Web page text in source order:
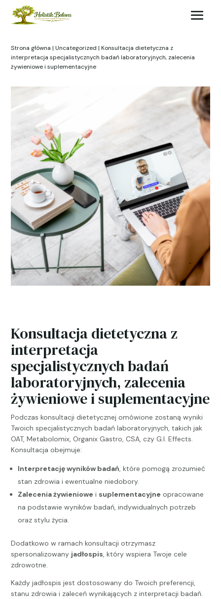
Strona główna |Uncategorized | Konsultacja dietetyczna z
interpretacja specjalistycznych badań laboratoryjnych, zalecenia
żywieniowe i suplementacyjne
Konsultacja dietetyczna z
interpretacja
specjalistycznych badań
laboratoryjnych, zalecenia
żywieniowe i suplementacyjne
Podczas konsultacji dietetycznej omówione zostaną wyniki
Twoich specjalistycznych badań laboratoryjnych, takich jak
OAT, Metabolomix, Organix Gastro, CSA, czy G.I. Effects.
Konsultacja obejmuje:
Interpretację wyników badań, które pomogą zrozumieć
stan zdrowia i ewentualne niedobory.
Zalecenia żywieniowe i suplementacyjne opracowane
na podstawie wyników badań, indywidualnych potrzeb
oraz stylu życia.
Dodatkowo w ramach konsultacji otrzymasz
spersonalizowany jadłospis, który wspiera Twoje cele
zdrowotne.
Każdy jadłospis jest dostosowany do Twoich preferencji,
stanu zdrowia i zaleceń wynikających z interpretacji badań.